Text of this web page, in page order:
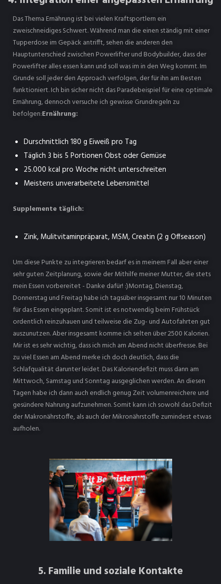
Das Thema Ernährung ist bei vielen Kraftsportlern ein
zweischneidiges Schwert. Während man die einen ständig mit einer
Tupperdose im Gepäck antrifft, sehen die anderen den
Hauptunterschied zwischen Powerlifter und Bodybuilder, dass der
Powerlifter alles essen kann und soll was im in den Weg kommt. Im
Grunde soll jeder den Approach verfolgen, der für ihn am Besten
funktioniert. Ich bin sicher nicht das Paradebeispiel für eine optimale
Ernährung, dennoch versuche ich gewisse Grundregeln zu
befolgen:Ernährung:
Durschnittlich 180 g Eiweiß pro Tag
Täglich 3 bis 5 Portionen Obst oder Gemüse
25.000 kcal pro Woche nicht unterschreiten
Meistens unverarbeitete Lebensmittel
Supplemente täglich:
Zink, Mulitvitaminpräparat, MSM, Creatin (2 g Offseason)
Um diese Punkte zu integrieren bedarf es in meinem Fall aber einer
sehr guten Zeitplanung, sowie der Mithilfe meiner Mutter, die stets
mein Essen vorbereitet - Danke dafür! :)Montag, Dienstag,
Donnerstag und Freitag habe ich tagsüber insgesamt nur 10 Minuten
für das Essen eingeplant. Somit ist es notwendig beim Frühstück
ordentlich reinzuhauen und teilweise die Zug- und Autofahrten gut
auszunutzen. Aber insgesamt komme ich selten über 2500 Kalorien.
Mir ist es sehr wichtig, dass ich mich am Abend nicht überfresse. Bei
zu viel Essen am Abend merke ich doch deutlich, dass die
Schlafqualität darunter leidet. Das Kaloriendefizit muss dann am
Mittwoch, Samstag und Sonntag ausgeglichen werden. An diesen
Tagen habe ich dann auch endlich genug Zeit volumenreichere und
gesündere Nahrung aufzunehmen. Somit kann ich sowohl das Defizit
der Makronährstoffe, als auch der Mikronährstoffe zumindest etwas
aufholen.
5. Familie und soziale Kontakte